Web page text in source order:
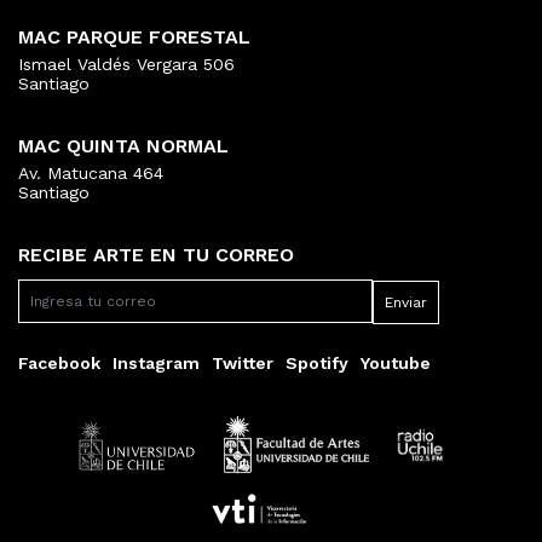
RECIBE ARTE EN TU CORREO
Facebook Instagram Twitter Spotify Youtube
MAC PARQUE FORESTAL
Ismael Valdés Vergara 506
Santiago
MAC QUINTA NORMAL
Av. Matucana 464
Santiago